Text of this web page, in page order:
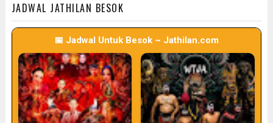
Jadwal Jathilan Gunung Kidul
06 08 2026 - Wahyu Budoyo
JADWAL JATHILAN BESOK
📅 Jadwal Untuk Besok ~ Jathilan.com